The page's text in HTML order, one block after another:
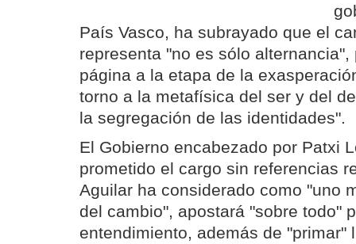
País Vasco, ha subrayado que el
representa "no es sólo
página a la etapa de la
torno a la metafísica del ser y del
la segregación de las identidades".
El Gobierno encabezado por Patxi
prometido el cargo sin referencias
Aguilar ha considerado como "uno
del cambio", apostará "sobre todo"
entendimiento, además de "primar"